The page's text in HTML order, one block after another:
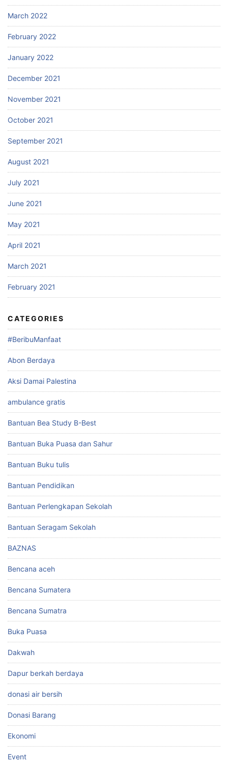
March 2022
February 2022
January 2022
December 2021
November 2021
October 2021
September 2021
August 2021
July 2021
June 2021
May 2021
April 2021
March 2021
February 2021
CATEGORIES
#BeribuManfaat
Abon Berdaya
Aksi Damai Palestina
ambulance gratis
Bantuan Bea Study B-Best
Bantuan Buka Puasa dan Sahur
Bantuan Buku tulis
Bantuan Pendidikan
Bantuan Perlengkapan Sekolah
Bantuan Seragam Sekolah
BAZNAS
Bencana aceh
Bencana Sumatera
Bencana Sumatra
Buka Puasa
Dakwah
Dapur berkah berdaya
donasi air bersih
Donasi Barang
Ekonomi
Event